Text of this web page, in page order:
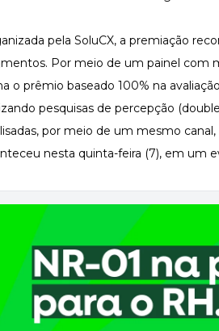
acervo
Pessoal
os processos
e Negócios
organizacional
de Produto
equipe
pela SoluCX, a premiação
Por meio de um painel com
o prêmio baseado 100% na
pesquisas de percepção
por meio de um mesmo
nesta quinta-feira (7), em um